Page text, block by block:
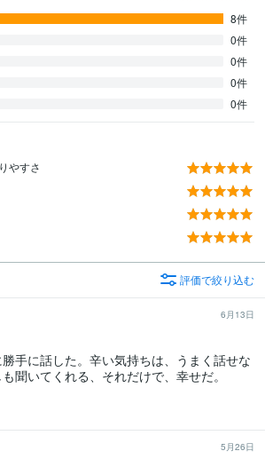
8件
0件
0件
0件
0件
やすさ
評価で絞り込む
6月13日
手に話した。辛い気持ちは、うまく話せな
聞いてくれる、それだけで、幸せだ。
5月26日